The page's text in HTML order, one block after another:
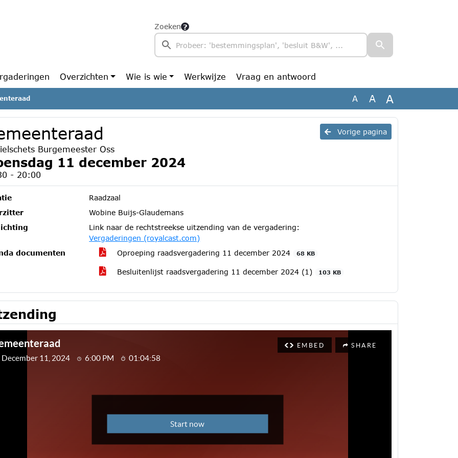
Zoeken
Overzichten Wie is wie Werkwijze Vraag en antwoord
A A A
Vorige pagina
Burgemeester Oss
11 december 2024
- 20:00
Raadzaal
Wobine Buijs-Glaudemans
Link naar de rechtstreekse uitzending van de vergadering:
Vergaderingen (royalcast.com)
documenten
Oproeping raadsvergadering 11 december 2024 68 KB
Besluitenlijst raadsvergadering 11 december 2024 (1) 103 KB